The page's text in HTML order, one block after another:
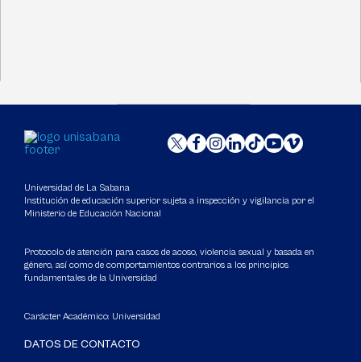
Universidad de La Sabana
Institución de educación superior sujeta a inspección y vigilancia por el
Ministerio de Educación Nacional
Protocolo de atención para casos de acoso, violencia sexual y basada en
género, así como de comportamientos contrarios a los principios
fundamentales de la Universidad
Carácter Académico: Universidad
DATOS DE CONTACTO